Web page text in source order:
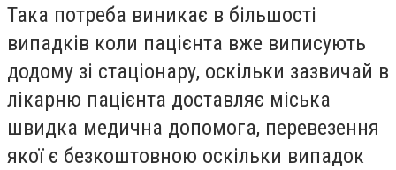
Така потреба виникає в більшості
випадків коли пацієнта вже виписують
додому зі стаціонару, оскільки зазвичай в
лікарню пацієнта доставляє міська
швидка медична допомога, перевезення
якої є безкоштовною оскільки випадок